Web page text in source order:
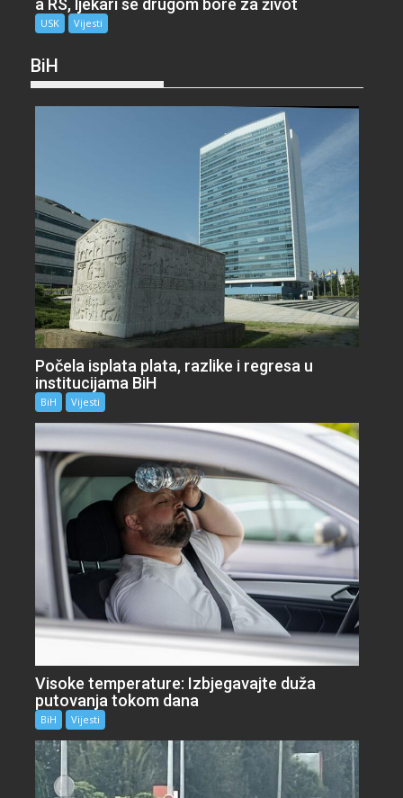
a RS, ljekari se drugom bore za život
USK Vijesti
BiH
Počela isplata plata, razlike i regresa u
institucijama BiH
BiH Vijesti
Visoke temperature: Izbjegavajte duža
putovanja tokom dana
BiH Vijesti